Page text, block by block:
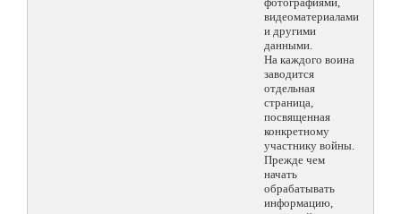
видеоматериалами
и другими
данными.
На каждого воина
заводится
отдельная
страница,
посвященная
конкретному
участнику войны.
Прежде чем
начать
обрабатывать
информацию,